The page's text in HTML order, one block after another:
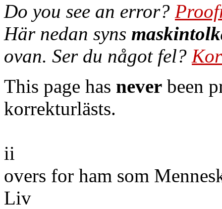
Do you see an error?
Här nedan syns
ovan. Ser du något fel?
This page has never been
korrekturlästs.
ii
overs for ham som
Liv